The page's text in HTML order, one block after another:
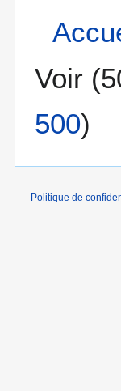
Voir (
500)
Politique de